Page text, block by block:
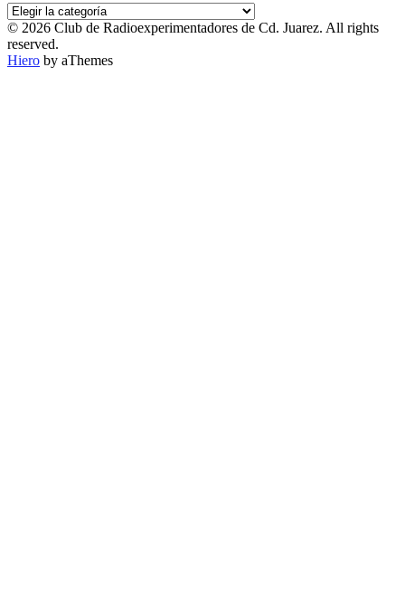
PUBLICACIONES
POR
CATEGORÍA
© 2026 Club de Radioexperimentadores de Cd. Juarez. All rights
reserved.
Hiero by aThemes